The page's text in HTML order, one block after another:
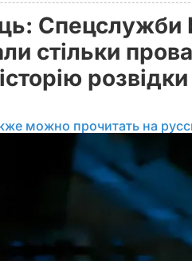
Спецслужби
стільки
розвідки
можно прочитать на